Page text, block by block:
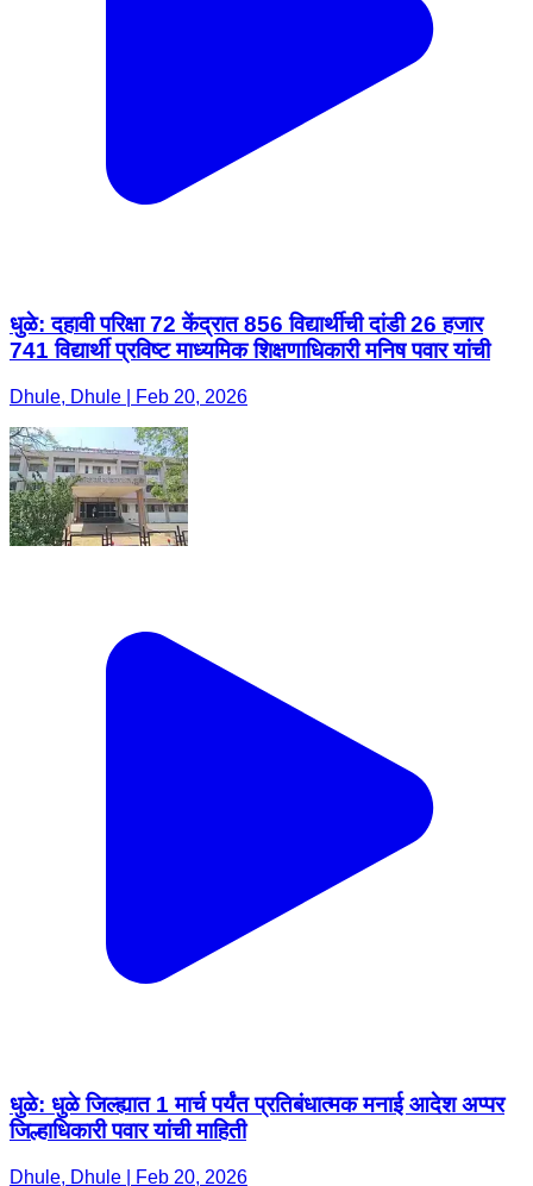
धुळे: दहावी परिक्षा 72 केंद्रात 856 विद्यार्थीची दांडी 26 हजार
741 विद्यार्थी प्रविष्ट माध्यमिक शिक्षणाधिकारी मनिष पवार यांची
Dhule, Dhule | Feb 20, 2026
धुळे: धुळे जिल्ह्यात 1 मार्च पर्यंत प्रतिबंधात्मक मनाई आदेश अप्पर
जिल्हाधिकारी पवार यांची माहिती
Dhule, Dhule | Feb 20, 2026